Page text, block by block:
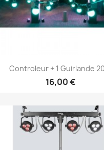
Vorschau
Controleur + 1 Guirlande
16,00 €